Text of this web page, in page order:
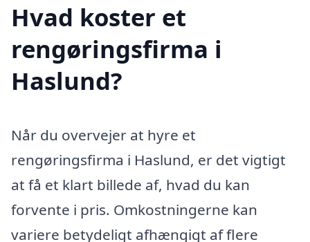
Hvad koster et
rengøringsfirma i
Haslund?
Når du overvejer at hyre et
rengøringsfirma i Haslund, er det vigtigt
at få et klart billede af, hvad du kan
forvente i pris. Omkostningerne kan
variere betydeligt afhængigt af flere